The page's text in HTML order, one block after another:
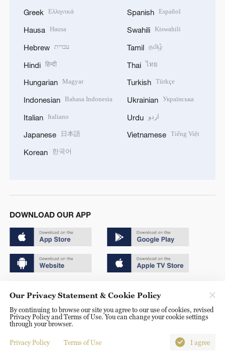
Greek Ελληνικά
Hausa Hausa
Hebrew עברית
Hindi हिन्दी
Hungarian Magyar
Indonesian Bahasa Indonesia
Italian Italiano
Japanese 日本語
Korean 한국어
Spanish Español
Swahili Kiswahili
Tamil தமிழ்
Thai ไทย
Turkish Türkçe
Ukrainian Українська
Urdu اردو
Vietnamese Tiếng Việt
DOWNLOAD OUR APP
京ICP备20000184号
京公网安备 11010502050052号
Disinformation report hotline: 010-85061466
Our Privacy Statement & Cookie Policy
By continuing to browse our site you agree to our use of cookies, revised
Privacy Policy and Terms of Use. You can change your cookie settings
through your browser.
Privacy Policy Terms of Use I agree